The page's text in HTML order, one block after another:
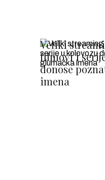
Veliki
filmovi i
donose
imena